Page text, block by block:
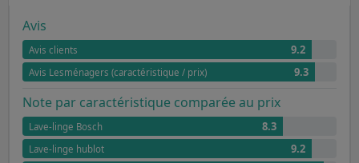
Avis
Avis clients 9.2
Avis Lesménagers (caractéristique / prix) 9.3
Note par caractéristique comparée au prix
Lave-linge Bosch 8.3
Lave-linge hublot 9.2